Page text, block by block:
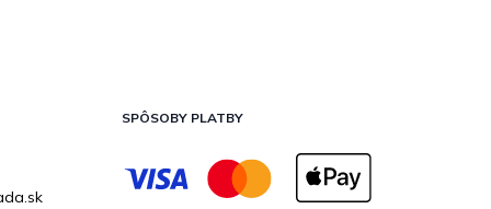
SPÔSOBY PLATBY